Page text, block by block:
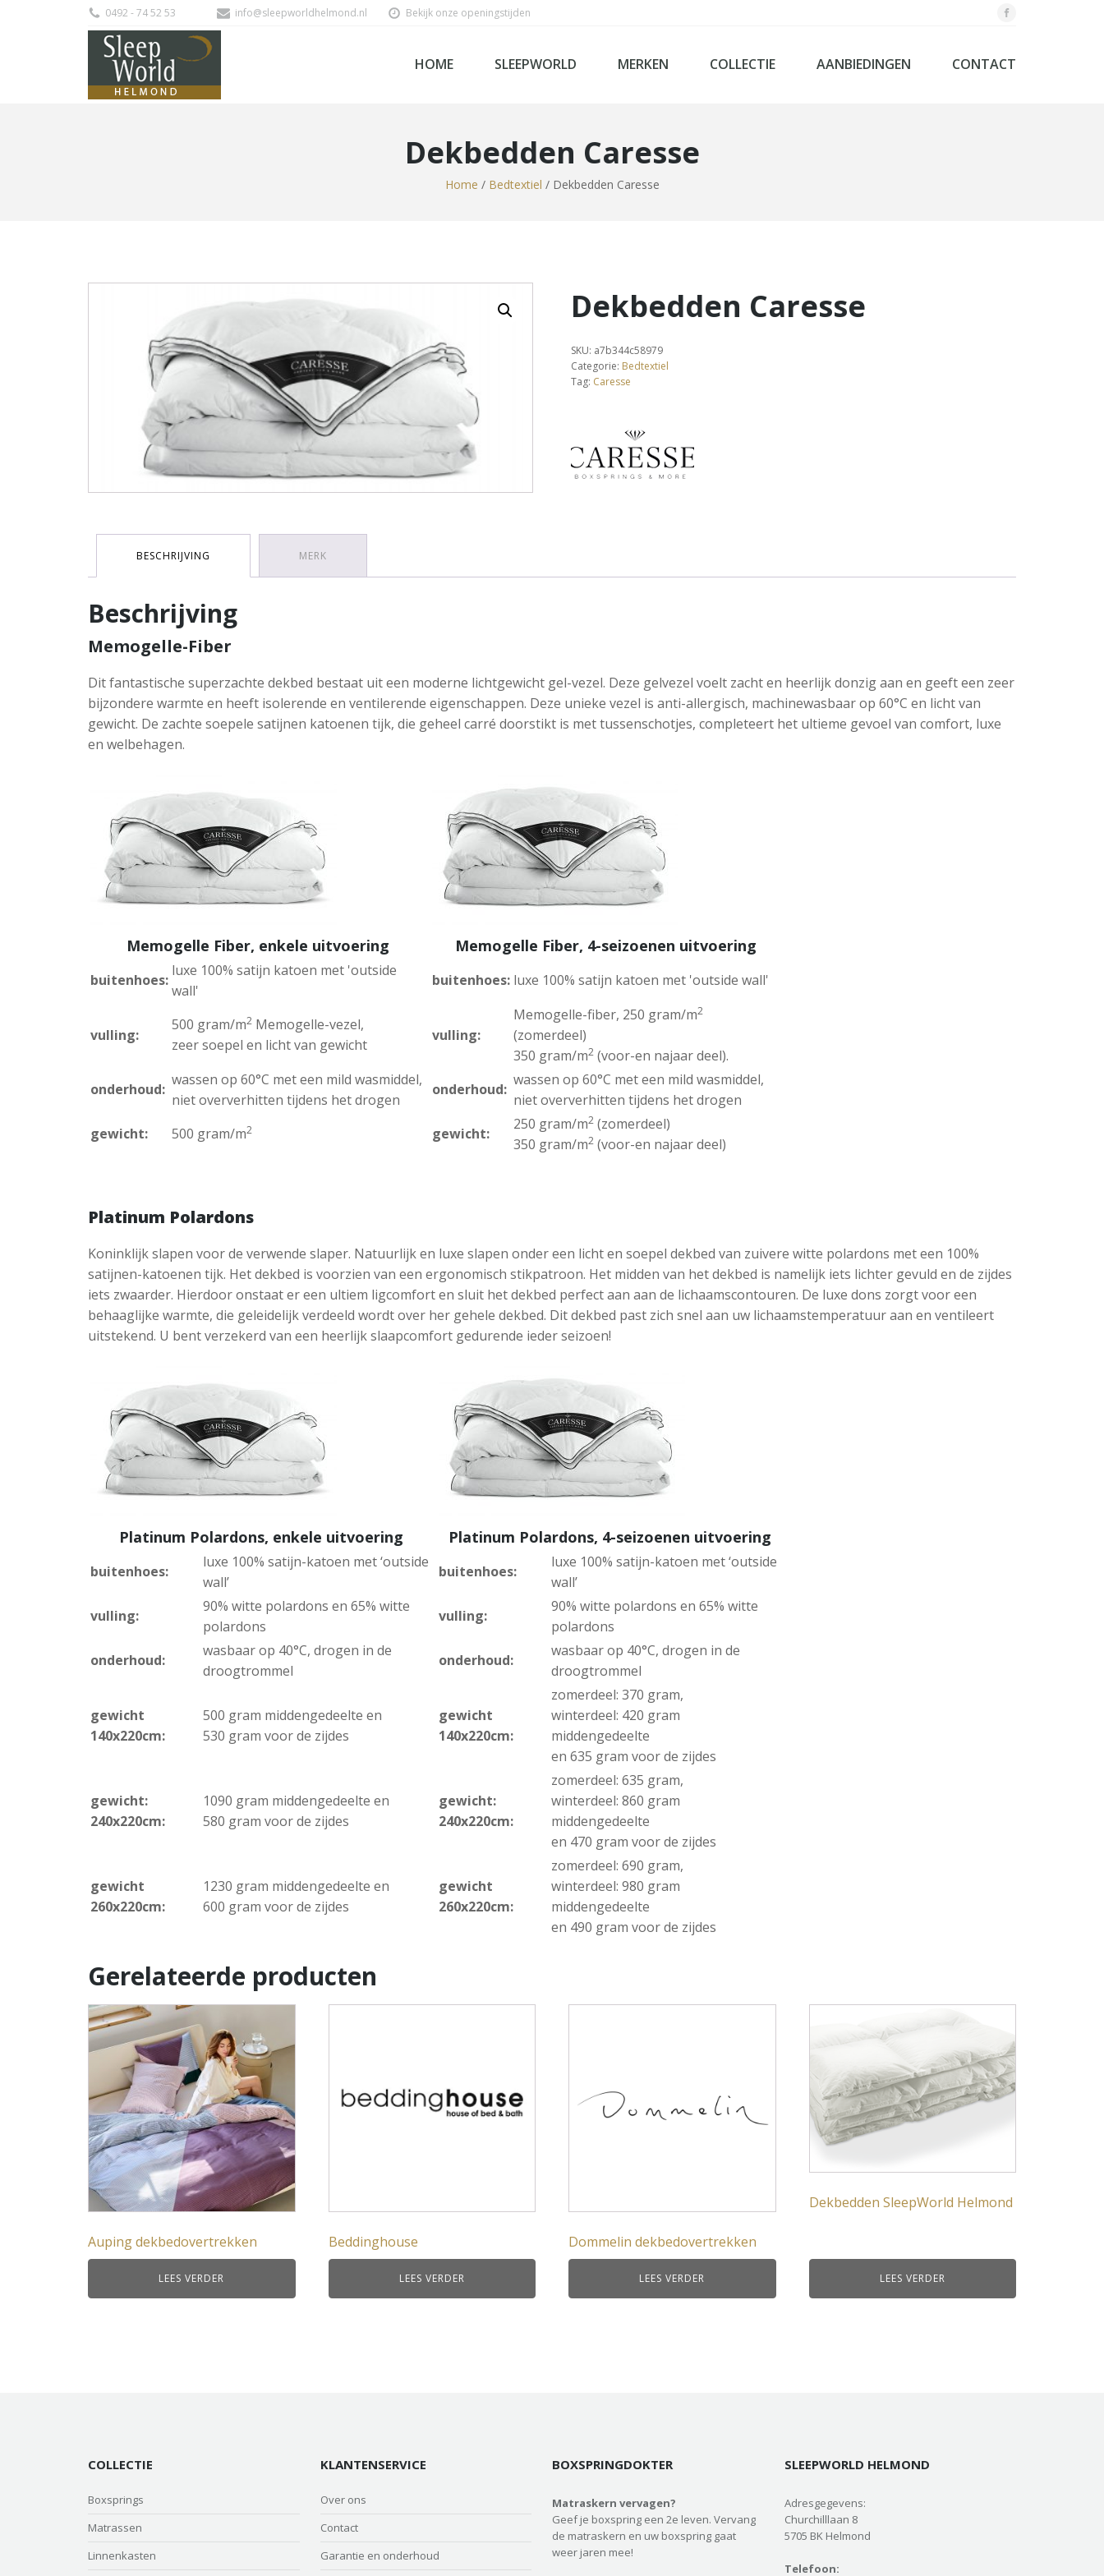
0492 - 74 52 53 info@sleepworldhelmond.nl Bekijk onze openingstijden
HOME SLEEPWORLD MERKEN
Caresse
Kayori
Kuperus
Mline
Velda
COLLECTIE AANBIEDINGEN CONTACT
Dekbedden Caresse
Home / Bedtextiel / Dekbedden Caresse
Dekbedden Caresse
SKU: a7b344c58979
Categorie: Bedtextiel
Tag: Caresse
BESCHRIJVING MERK
Beschrijving
Memogelle-Fiber
Dit fantastische superzachte dekbed bestaat uit een moderne lichtgewicht gel-vezel. Deze gelvezel voelt zacht en heerlijk donzig aan en geeft een zeer
bijzondere warmte en heeft isolerende en ventilerende eigenschappen. Deze unieke vezel is anti-allergisch, machinewasbaar op 60°C en licht van
gewicht. De zachte soepele satijnen katoenen tijk, die geheel carré doorstikt is met tussenschotjes, completeert het ultieme gevoel van comfort, luxe
en welbehagen.
Memogelle Fiber, enkele uitvoering Memogelle Fiber, 4-seizoenen uitvoering
buitenhoes:
luxe 100% satijn katoen met 'outside
wall'
buitenhoes: luxe 100% satijn katoen met 'outside wall'
vulling:
500 gram/m2 Memogelle-vezel,
zeer soepel en licht van gewicht
vulling:
Memogelle-fiber, 250 gram/m2
(zomerdeel)
350 gram/m2 (voor-en najaar deel).
onderhoud:
wassen op 60°C met een mild wasmiddel,
niet oververhitten tijdens het drogen
onderhoud:
wassen op 60°C met een mild wasmiddel,
niet oververhitten tijdens het drogen
gewicht:
500 gram/m2 gewicht:
250 gram/m2 (zomerdeel)
350 gram/m2 (voor-en najaar deel)
Platinum Polardons
Koninklijk slapen voor de verwende slaper. Natuurlijk en luxe slapen onder een licht en soepel dekbed van zuivere witte polardons met een 100%
satijnen-katoenen tijk. Het dekbed is voorzien van een ergonomisch stikpatroon. Het midden van het dekbed is namelijk iets lichter gevuld en de zijdes
iets zwaarder. Hierdoor onstaat er een ultiem ligcomfort en sluit het dekbed perfect aan aan de lichaamscontouren. De luxe dons zorgt voor een
behaaglijke warmte, die geleidelijk verdeeld wordt over her gehele dekbed. Dit dekbed past zich snel aan uw lichaamstemperatuur aan en ventileert
uitstekend. U bent verzekerd van een heerlijk slaapcomfort gedurende ieder seizoen!
Platinum Polardons, enkele uitvoering Platinum Polardons, 4-seizoenen uitvoering
buitenhoes:
luxe 100% satijn-katoen met ‘outside
wall’
buitenhoes:
luxe 100% satijn-katoen met ‘outside
wall’
vulling:
90% witte polardons en 65% witte
polardons
vulling:
90% witte polardons en 65% witte
polardons
onderhoud:
wasbaar op 40°C, drogen in de
droogtrommel
onderhoud:
wasbaar op 40°C, drogen in de
droogtrommel
gewicht
140x220cm:
500 gram middengedeelte en
530 gram voor de zijdes
gewicht
140x220cm:
zomerdeel: 370 gram,
winterdeel: 420 gram
middengedeelte
en 635 gram voor de zijdes
gewicht:
240x220cm:
1090 gram middengedeelte en
580 gram voor de zijdes
gewicht:
240x220cm:
zomerdeel: 635 gram,
winterdeel: 860 gram
middengedeelte
en 470 gram voor de zijdes
gewicht
260x220cm:
1230 gram middengedeelte en
600 gram voor de zijdes
gewicht
260x220cm:
zomerdeel: 690 gram,
winterdeel: 980 gram
middengedeelte
en 490 gram voor de zijdes
Gerelateerde producten
Auping dekbedovertrekken
LEES VERDER
Beddinghouse
LEES VERDER
Dommelin dekbedovertrekken
LEES VERDER
Dekbedden SleepWorld Helmond
LEES VERDER
COLLECTIE
Boxsprings
Matrassen
Linnenkasten
KLANTENSERVICE
Over ons
Contact
Garantie en onderhoud
BOXSPRINGDOKTER
Matraskern vervagen?
Geef je boxspring een 2e leven. Vervang
de matraskern en uw boxspring gaat
weer jaren mee!
SLEEPWORLD HELMOND
Adresgegevens:
Churchilllaan 8
5705 BK Helmond
Telefoon: